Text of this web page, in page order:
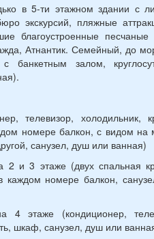
в 5-ти этажном здании с
экскурсий, пляжные
благоустроенные песчаные
Атнантик. Семейный, до
залом,
телевизор, холодильник,
номере балкон, с видом на
санузел, душ или ванная)
и 3 этаже (двух спальная
каждом номере балкон,
этаже (кондиционер,
шкаф, санузел, душ или